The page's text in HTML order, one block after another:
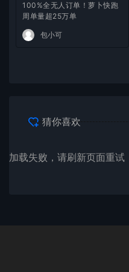
100%全无人订单！萝卜快跑
周单量超25万单
包小可
猜你喜欢
加载失败，请刷新页面重试